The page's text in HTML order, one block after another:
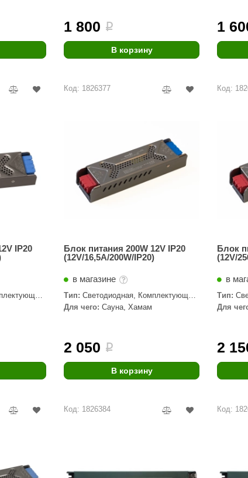
Baldus
Добросталь
Торнадо
Аэровита
Феникс
KOLO
Варвара
EDMUNDAS
1 800 i
В корзину
1
IP20
Код: 1826377
Блок питания 200W 12V IP20
(12V/16,5A/200W/IP20)
в магазине
Тип: Светодиодная, Комплектующие,
Трансформаторы
Для чего: Сауна, Хамам
2 050 i
В корзину
Код:
Блок
(12V/
в
Тип:
Для
2
Код: 1826384 Код: